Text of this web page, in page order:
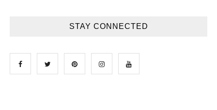
STAY CONNECTED